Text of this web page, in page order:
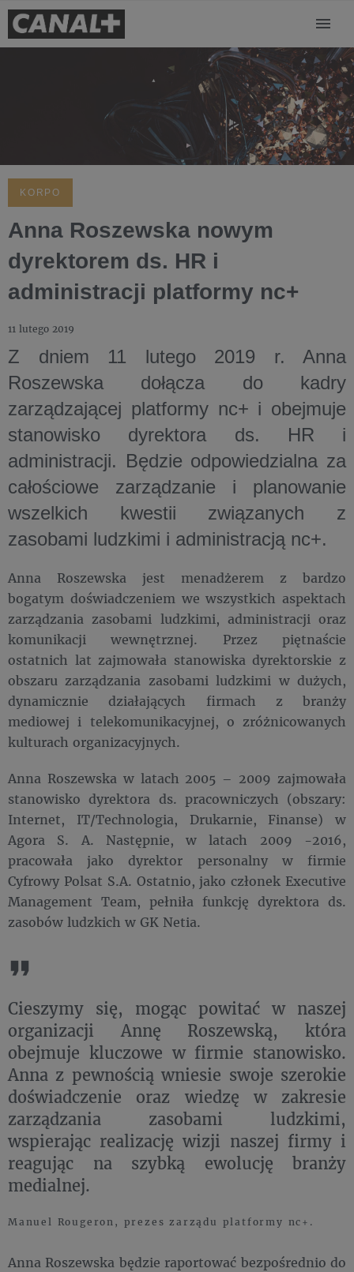
KORPO
Anna Roszewska nowym
dyrektorem ds. HR i
administracji platformy nc+
11 lutego 2019
Z dniem 11 lutego 2019 r. Anna
Roszewska dołącza do kadry
zarządzającej platformy nc+ i obejmuje
stanowisko dyrektora ds. HR i
administracji. Będzie odpowiedzialna za
całościowe zarządzanie i planowanie
wszelkich kwestii związanych z
zasobami ludzkimi i administracją nc+.
Anna Roszewska jest menadżerem z bardzo
bogatym doświadczeniem we wszystkich aspektach
zarządzania zasobami ludzkimi, administracji oraz
komunikacji wewnętrznej. Przez piętnaście
ostatnich lat zajmowała stanowiska dyrektorskie z
obszaru zarządzania zasobami ludzkimi w dużych,
dynamicznie działających firmach z branży
mediowej i telekomunikacyjnej, o zróżnicowanych
kulturach organizacyjnych.
Anna Roszewska w latach 2005 – 2009 zajmowała
stanowisko dyrektora ds. pracowniczych (obszary:
Internet, IT/Technologia, Drukarnie, Finanse) w
Agora S. A. Następnie, w latach 2009 -2016,
pracowała jako dyrektor personalny w firmie
Cyfrowy Polsat S.A. Ostatnio, jako członek Executive
Management Team, pełniła funkcję dyrektora ds.
zasobów ludzkich w GK Netia.
Cieszymy się, mogąc powitać w naszej
organizacji Annę Roszewską, która
obejmuje kluczowe w firmie stanowisko.
Anna z pewnością wniesie swoje szerokie
doświadczenie oraz wiedzę w zakresie
zarządzania zasobami ludzkimi,
wspierając realizację wizji naszej firmy i
reagując na szybką ewolucję branży
medialnej.
Manuel Rougeron, prezes zarządu platformy nc+.
Anna Roszewska będzie raportować bezpośrednio do